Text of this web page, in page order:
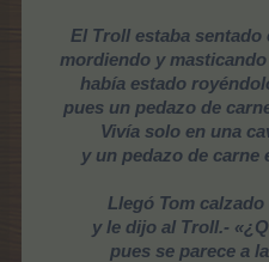
El Troll estaba sentado
mordiendo y
había estado
pues un pedazo de
Vivía solo en una
y un pedazo de carne
Llegó Tom
y le dijo al Troll.-
pues se parece a